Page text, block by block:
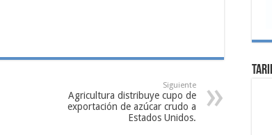
Siguiente
Agricultura distribuye cupo de
exportación de azúcar crudo a
Estados Unidos.